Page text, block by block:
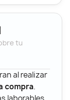
tu
al realizar
compra.